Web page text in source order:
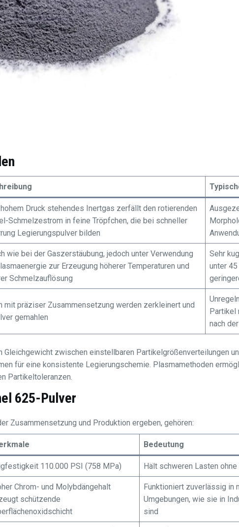
Druck stehendes Inertgas zerfällt den rotierenden
Schmelzestrom in feine Tröpfchen, die bei schneller
Legierungspulver bilden
wie bei der Gaszerstäubung, jedoch unter Verwendung
zur Erzeugung höherer Temperaturen und
Schmelzauflösung
Sehr
unter
mit präziser Zusammensetzung werden zerkleinert und
gemahlen
Partikel
nach
Gleichgewicht zwischen einstellbaren Partikelgrößenverteilungen
für eine konsistente Legierungschemie. Plasmamethoden
Partikeltoleranzen.
625-Pulver
Zusammensetzung und Produktion ergeben, gehören:
Bedeutung
110.000 PSI (758 MPa) Hält schweren Lasten
Chrom- und Molybdängehalt
schützende
Funktioniert zuverlässig in
Umgebungen, wie sie in
sind